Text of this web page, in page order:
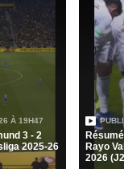
À 19H47
3 - 2
2025-26
Rayo
2026